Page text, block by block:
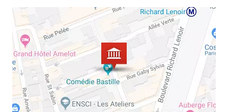
La comédie se fissure, la parole dérape, et une vérité
surgit.
Une vérité glaçante, longtemps tue, dont Thomas a été
le témoin.
Seul en scène, face aux invités comme au public, il fait de
ce moment un espace de révélation.
Ce qui devait être une fête devient un instant de bascule.